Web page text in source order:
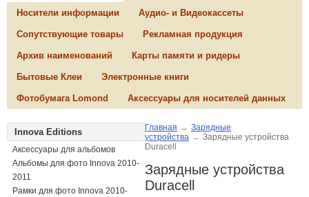
Носители информации Аудио- и Видеокассеты
Сопутствующие товары Рекламная продукция
Архив наименований Карты памяти и ридеры
Бытовые Клеи Электронные книги
Фотобумага Lomond Аксессуары для носителей данных
Innova Editions
Аксессуары для альбомов
Альбомы для фото Innova 2010-
2011
Рамки для фото Innova 2010-
Главная → Зарядные
устройства → Зарядные устройства
Duracell
Зарядные устройства
Duracell